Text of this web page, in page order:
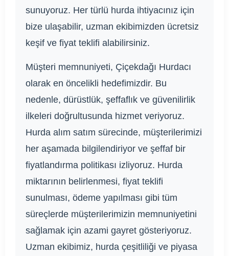
sunuyoruz. Her türlü hurda ihtiyacınız için
bize ulaşabilir, uzman ekibimizden ücretsiz
keşif ve fiyat teklifi alabilirsiniz.
Müşteri memnuniyeti, Çiçekdağı Hurdacı
olarak en öncelikli hedefimizdir. Bu
nedenle, dürüstlük, şeffaflık ve güvenilirlik
ilkeleri doğrultusunda hizmet veriyoruz.
Hurda alım satım sürecinde, müşterilerimizi
her aşamada bilgilendiriyor ve şeffaf bir
fiyatlandırma politikası izliyoruz. Hurda
miktarının belirlenmesi, fiyat teklifi
sunulması, ödeme yapılması gibi tüm
süreçlerde müşterilerimizin memnuniyetini
sağlamak için azami gayret gösteriyoruz.
Uzman ekibimiz, hurda çeşitliliği ve piyasa